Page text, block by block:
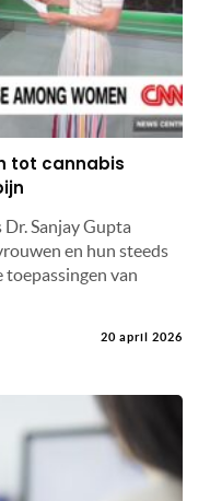
tot cannabis
Sanjay Gupta
en hun steeds
van
20 april 2026